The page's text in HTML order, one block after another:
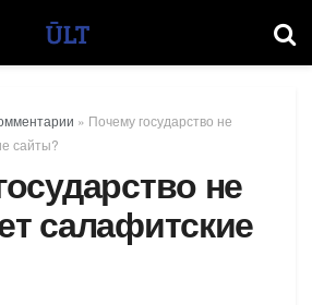
» Почему государство не
сайты?
не
салафитские